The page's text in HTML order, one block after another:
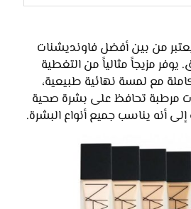
من بين أفضل فاونديشنات
مزيجاً مثالياً من التغطية
مع لمسة نهائية طبيعية،
مرطبة تحافظ على بشرة صحية
أنه يناسب جميع أنواع البشرة.